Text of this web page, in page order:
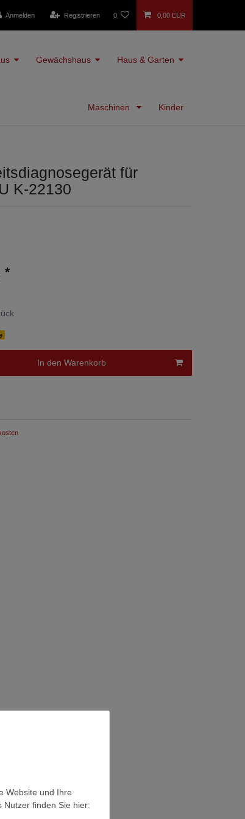
Anmelden Registrieren 0 0,00 EUR
Gewächshaus Haus & Garten
Maschinen Kinder
für
K-22130
*
In den Warenkorb
Website und Ihre
Nutzer finden Sie hier: